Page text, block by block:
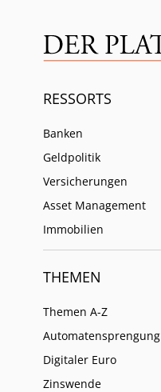
RESSORTS
Banken
Geldpolitik
Versicherungen
Asset Management
Immobilien
THEMEN
Themen A-Z
Automatensprengung
Digitaler Euro
Zinswende